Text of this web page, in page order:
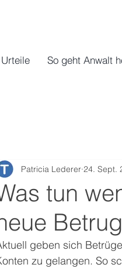
So geht Anwalt
tun
Patricia Lederer 24. Sept.
geben sich
zu gelangen. So